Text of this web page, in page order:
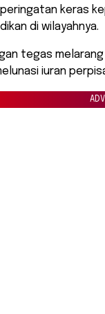
keras
di wilayahnya.
tegas
iuran